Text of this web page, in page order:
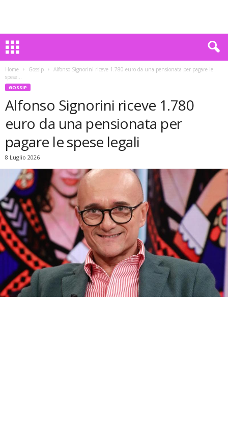
Home Gossip
Alfonso Signorini riceve 1.780 euro da una pensionata per pagare le
spese...
GOSSIP
Alfonso Signorini riceve 1.780
euro da una pensionata per
pagare le spese legali
8 Luglio 2026